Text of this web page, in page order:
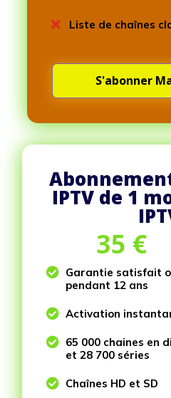
 Liste de chaînes
S'abonner
IPTV de 1
35 €
 Garantie satisfait
pendant 12 ans
 Activation
 65 000 chaines en
et 28 700 séries
 Chaînes HD et SD